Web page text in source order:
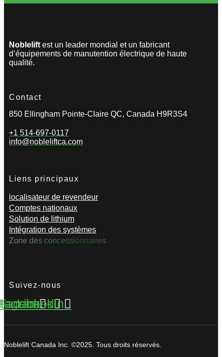
Noblelift est un leader mondial et un fabricant
d’équipements de manutention électrique de haute
qualité.
Contact
850 Ellingham Pointe-Claire QC, Canada H9R3S4
+1 514-697-0117
info@nobleliftca.com
Liens principaux
localisateur de revendeur
Comptes nationaux
Solution de lithium
Intégration des systèmes
Zone des concessionnaires
Suivez-nous
Linkedin
Noblelift Canada Inc. ©2025. Tous droits réservés.